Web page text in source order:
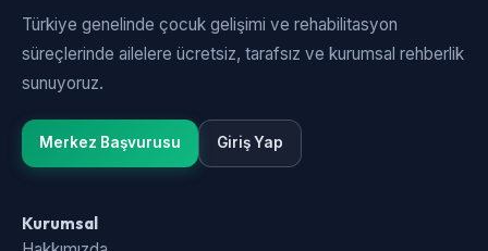
Türkiye genelinde çocuk gelişimi ve rehabilitasyon
süreçlerinde ailelere ücretsiz, tarafsız ve kurumsal rehberlik
sunuyoruz.
Merkez Başvurusu Giriş Yap
Kurumsal